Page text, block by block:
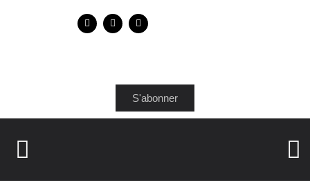
S'abonner